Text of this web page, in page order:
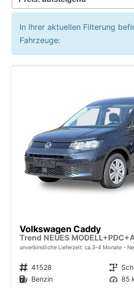
In Ihrer aktuellen Filterung
Fahrzeuge:
Volkswagen Caddy
unverbindliche Lieferzeit: ca.3-4 Monate
Fahrzeugnr. 41528 Getriebe
Kraftstoff Benzin Leistung 85